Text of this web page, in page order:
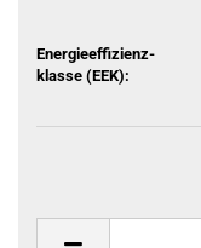
Energieeffizienz-
klasse (EEK):